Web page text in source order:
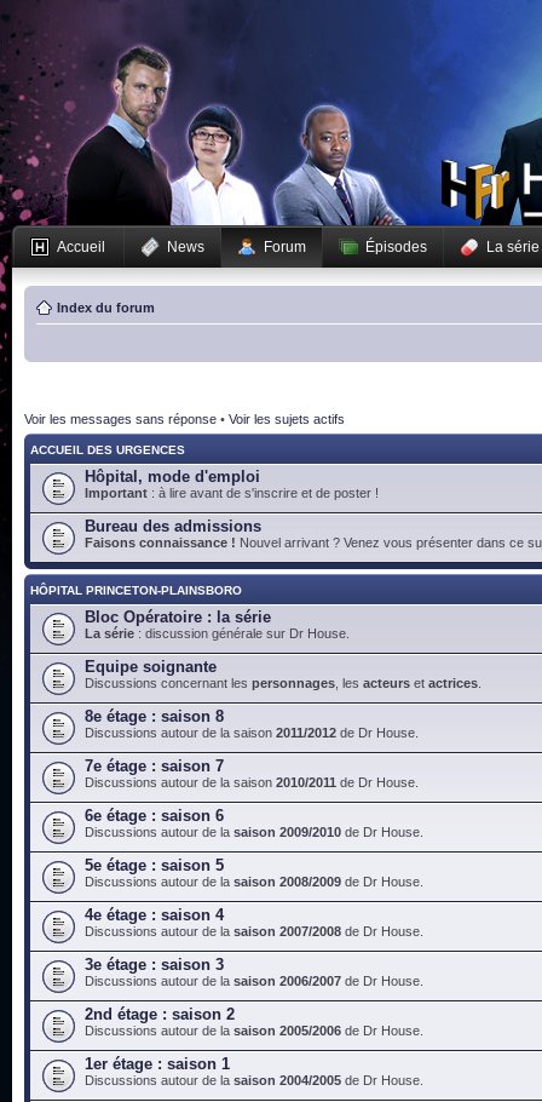
Accueil News Forum Épisodes La série
Index du forum
Voir les messages sans réponse • Voir les sujets actifs
ACCUEIL DES URGENCES
Hôpital, mode d'emploi
Important : à lire avant de s'inscrire et de poster !
Bureau des admissions
Faisons connaissance ! Nouvel arrivant ? Venez vous présenter dans ce
HÔPITAL PRINCETON-PLAINSBORO
Bloc Opératoire : la série
La série : discussion générale sur Dr House.
Equipe soignante
Discussions concernant les personnages , les acteurs et actrices
8e étage : saison 8
Discussions autour de la saison 2011/2012 de Dr House.
7e étage : saison 7
Discussions autour de la saison 2010/2011 de Dr House.
6e étage : saison 6
Discussions autour de la saison 2009/2010 de Dr House.
5e étage : saison 5
Discussions autour de la saison 2008/2009 de Dr House.
4e étage : saison 4
Discussions autour de la saison 2007/2008 de Dr House.
3e étage : saison 3
Discussions autour de la saison 2006/2007 de Dr House.
2nd étage : saison 2
Discussions autour de la saison 2005/2006 de Dr House.
1er étage : saison 1
Discussions autour de la saison 2004/2005 de Dr House.